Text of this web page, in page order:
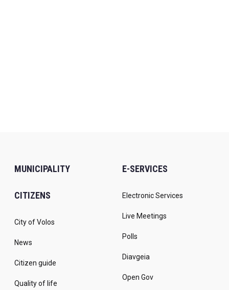
MUNICIPALITY
CITIZENS
City of Volos
News
Citizen guide
Quality of life
E-SERVICES
Electronic Services
Live Meetings
Polls
Diavgeia
Open Gov